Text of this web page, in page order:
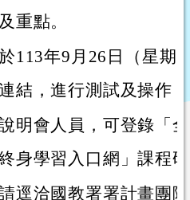
重點。
113年9月26日（星期
結，進行測試及操作
明會人員，可登錄「
終身學習入口網」課程
逕洽國教署署計畫團